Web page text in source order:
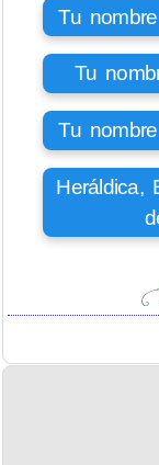
Tu
Tu
Tu
Heráldica,